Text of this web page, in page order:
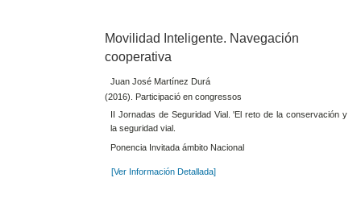
Movilidad Inteligente. Navegación
cooperativa
Juan José Martínez Durá
(2016). Participació en congressos
II Jornadas de Seguridad Vial. 'El reto de la conservación y
la seguridad vial.
Ponencia Invitada ámbito Nacional
[Ver Información Detallada]